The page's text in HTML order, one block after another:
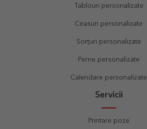
Tablouri personalizate
Ceasuri personalizate
Sorțuri personalizate
Perne personalizate
Calendare personalizate
Servicii
Printare poze